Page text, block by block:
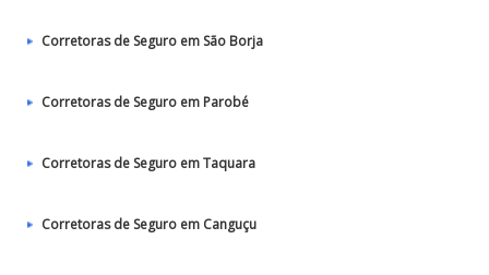
Corretoras de Seguro em São Borja
Corretoras de Seguro em Parobé
Corretoras de Seguro em Taquara
Corretoras de Seguro em Canguçu